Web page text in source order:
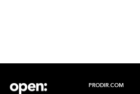
PRODIR.COM